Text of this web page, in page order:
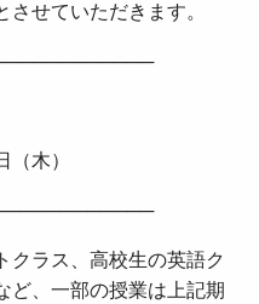
させていただきます。
（木）
クラス、高校生の英語ク
ど、一部の授業は上記期